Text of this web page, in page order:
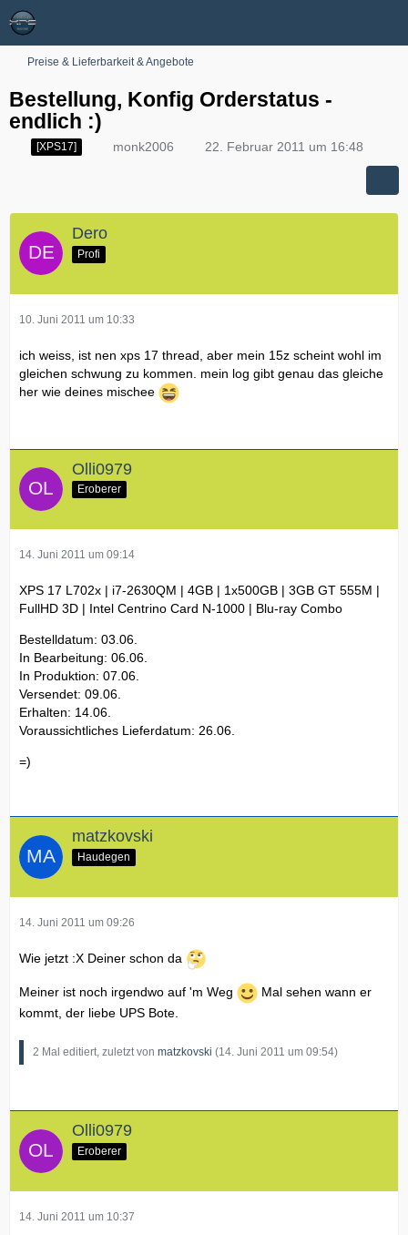
Preise & Lieferbarkeit & Angebote
Bestellung, Konfig Orderstatus -
endlich :)
[XPS17] monk2006 22. Februar 2011 um 16:48
Dero
Profi
10. Juni 2011 um 10:33
ich weiss, ist nen xps 17 thread, aber mein 15z scheint wohl im
gleichen schwung zu kommen. mein log gibt genau das gleiche
her wie deines mischee
Olli0979
Eroberer
14. Juni 2011 um 09:14
XPS 17 L702x | i7-2630QM | 4GB | 1x500GB | 3GB GT 555M |
FullHD 3D | Intel Centrino Card N-1000 | Blu-ray Combo
Bestelldatum: 03.06.
In Bearbeitung: 06.06.
In Produktion: 07.06.
Versendet: 09.06.
Erhalten: 14.06.
Voraussichtliches Lieferdatum: 26.06.
=)
matzkovski
Haudegen
14. Juni 2011 um 09:26
Wie jetzt :X Deiner schon da
Meiner ist noch irgendwo auf 'm Weg
Mal sehen wann er
kommt, der liebe UPS Bote.
2 Mal editiert, zuletzt von matzkovski (14. Juni 2011 um 09:54)
Olli0979
Eroberer
14. Juni 2011 um 10:37